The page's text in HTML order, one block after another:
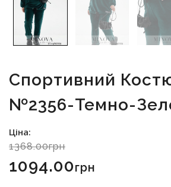
Спортивний
№2356-Темно-
Ціна:
1368.00грн
1094.00Грн